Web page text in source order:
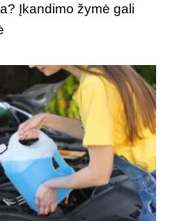
Įkandimo žymė gali